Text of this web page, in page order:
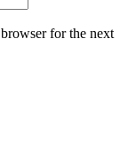
for the next